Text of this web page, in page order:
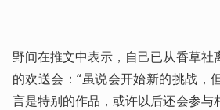
野间在推文中表示，自己已从香草社
的欢送会：“虽说会开始新的挑战，
言是特别的作品，或许以后还会参与